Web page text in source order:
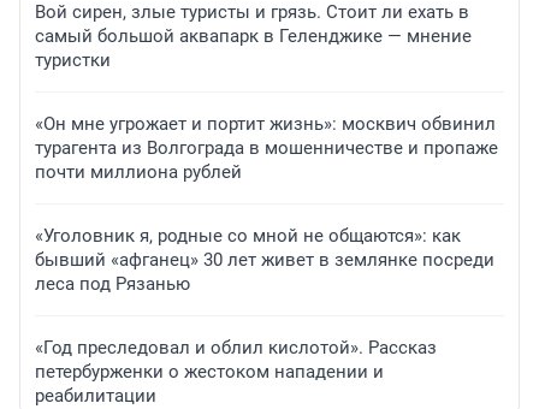
Вой сирен, злые туристы и грязь. Стоит ли ехать в
самый большой аквапарк в Геленджике — мнение
туристки
«Он мне угрожает и портит жизнь»: москвич обвинил
турагента из Волгограда в мошенничестве и пропаже
почти миллиона рублей
«Уголовник я, родные со мной не общаются»: как
бывший «афганец» 30 лет живет в землянке посреди
леса под Рязанью
«Год преследовал и облил кислотой». Рассказ
петербурженки о жестоком нападении и
реабилитации